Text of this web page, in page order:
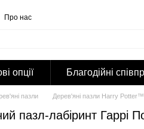
Про нас
опції Благодійні
пазли Дерев'яні пазли Harry Potter™
пазл-лабіринт Гаррі